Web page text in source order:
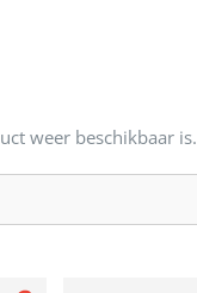
weer beschikbaar is.